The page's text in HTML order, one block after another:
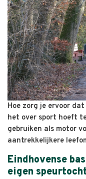
Hoe zorg je ervoor
het over sport hoeft
gebruiken als motor
aantrekkelijkere
Eindhovense
eigen